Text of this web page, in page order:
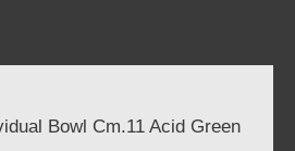
Bowl Cm.11 Acid Green